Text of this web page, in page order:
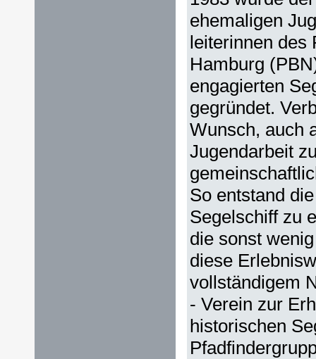
ehemaligen
leiterinnen des
Hamburg
engagierten
gegründet.
Wunsch, auch
Jugendarbeit
So entstand
Segelschiff zu
die sonst
diese
vollständigem
- Verein zur
historischen